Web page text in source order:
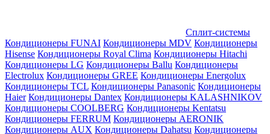
Сплит-системы
Кондиционеры FUNAI Кондиционеры MDV Кондиционеры
Hisense Кондиционеры Royal Clima Кондиционеры Hitachi
Кондиционеры LG Кондиционеры Ballu Кондиционеры
Electrolux Кондиционеры GREE Кондиционеры Energolux
Кондиционеры TCL Кондиционеры Panasonic Кондиционеры
Haier Кондиционеры Dantex Кондиционеры KALASHNIKOV
Кондиционеры СOOLBERG Кондиционеры Kentatsu
Кондиционеры FERRUM Кондиционеры AERONIK
Кондиционеры AUX Кондиционеры Dahatsu Кондиционеры